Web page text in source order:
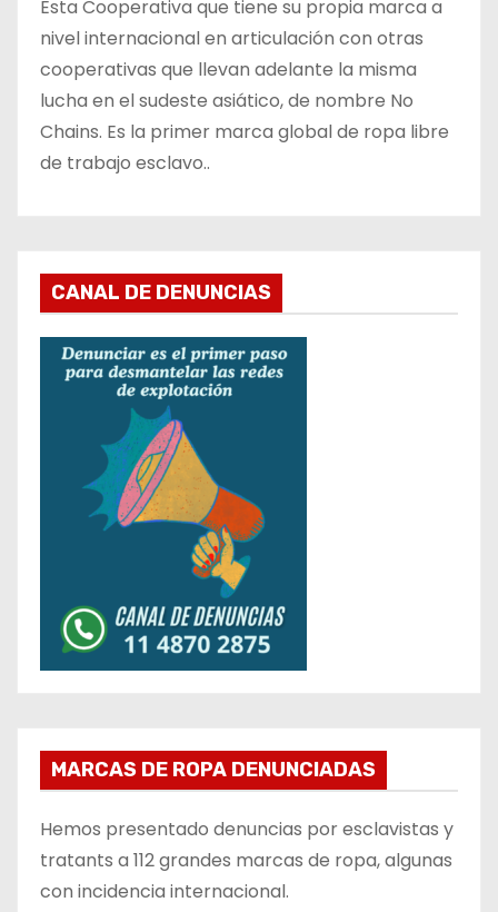
Esta Cooperativa que tiene su propia marca a
nivel internacional en articulación con otras
cooperativas que llevan adelante la misma
lucha en el sudeste asiático, de nombre No
Chains. Es la primer marca global de ropa libre
de trabajo esclavo..
CANAL DE DENUNCIAS
MARCAS DE ROPA DENUNCIADAS
Hemos presentado denuncias por esclavistas y
tratants a 112 grandes marcas de ropa, algunas
con incidencia internacional.